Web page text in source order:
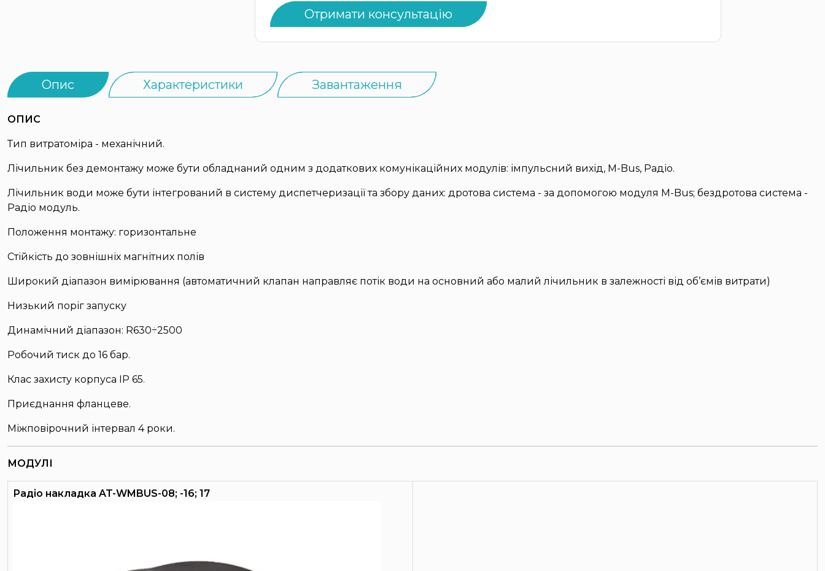
Отримати консультацію
Опис Характеристики Завантаження
ОПИС
Тип витратоміра - механічний.
Лічильник без демонтажу може бути обладнаний одним з додаткових комунікаційних модулів: імпульсний вихід, M-Bus, Радіо.
Лічильник води може бути інтегрований в систему диспетчеризації та збору даних: дротова система - за допомогою модуля M-Bus; бездротова система -
Радіо модуль.
Положення монтажу: горизонтальне
Стійкість до зовнішніх магнітних полів
Широкий діапазон вимірювання (автоматичний клапан направляє потік води на основний або малий лічильник в залежності від об’ємів витрати)
Низький поріг запуску
Динамічний діапазон: R630÷2500
Робочий тиск до 16 бар.
Клас захисту корпуса IP 65.
Приєднання фланцеве.
Міжповірочний інтервал 4 роки.
МОДУЛІ
Радіо накладка AT-WMBUS-08; -16; 17